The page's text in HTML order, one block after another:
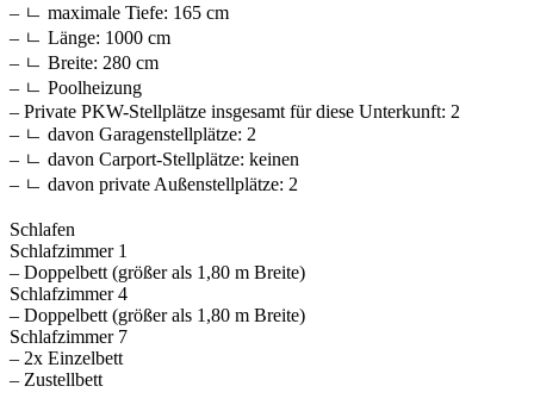
– ㄴ maximale Tiefe: 165 cm
– ㄴ Länge: 1000 cm
– ㄴ Breite: 280 cm
– ㄴ Poolheizung
– Private PKW-Stellplätze insgesamt für diese Unterkunft: 2
– ㄴ davon Garagenstellplätze: 2
– ㄴ davon Carport-Stellplätze: keinen
– ㄴ davon private Außen­stellplätze: 2
Schlafen
Schlafzimmer 1
– Doppelbett (größer als 1,80 m Breite)
Schlafzimmer 4
– Doppelbett (größer als 1,80 m Breite)
Schlafzimmer 7
– 2x Einzelbett
– Zustellbett